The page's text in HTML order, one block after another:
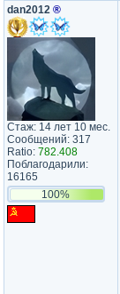
dan2012 ®
Стаж: 14 лет 10 мес.
Сообщений: 317
Ratio: 782.408
Поблагодарили:
16165
100%